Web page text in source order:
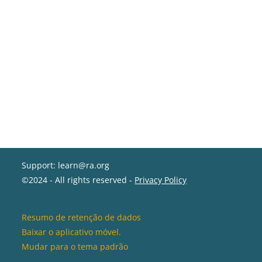
Support: learn@ra.org
©2024 - All rights reserved - Privacy Policy
Resumo de retenção de dados
Baixar o aplicativo móvel.
Mudar para o tema padrão